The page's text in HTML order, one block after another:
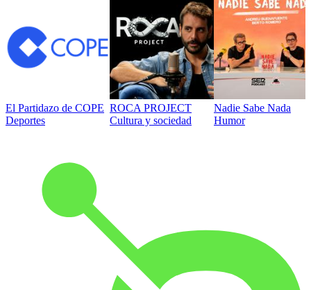
El Partidazo de COPE
Deportes
ROCA PROJECT
Cultura y sociedad
Nadie Sabe Nada
Humor